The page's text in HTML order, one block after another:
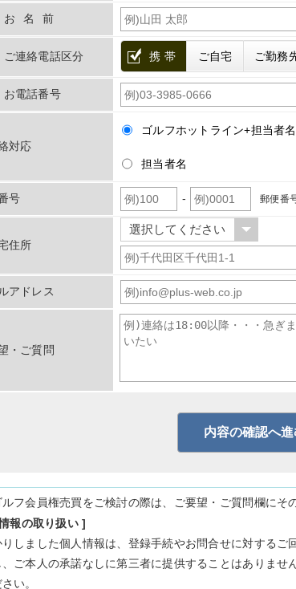
お名前
ご連絡電話区分 携 帯 ご自宅 ご勤務
お電話番号
対応
ゴルフホットライン+担当者名
担当者名
号 - 郵便番
住所
アドレス
・ご質問
フ会員権売買をご検討の際は、ご要望・ご質問欄にそ
報の取り扱い ]
りしました個人情報は、登録手続やお問合せに対するご
ご本人の承諾なしに第三者に提供することはありませ
い。